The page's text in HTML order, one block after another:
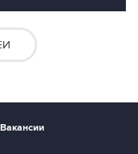
Вакансии